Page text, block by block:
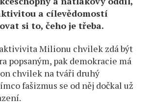
a cílevědomostí
si to, čeho je třeba.
aktivivita Milionu chvilek zdá být
popsaným, pak demokracie má
chvilek na tváři druhý
fašizmus se od něj dočkal už